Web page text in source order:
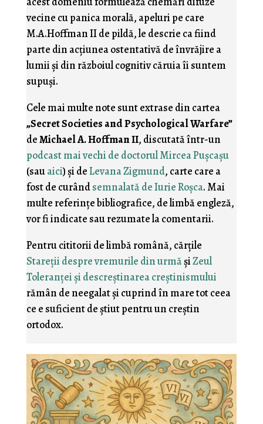
vecine cu panica morală, apeluri pe care
M.A.Hoffman II de pildă, le descrie ca fiind
parte din acţiunea ostentativă de învrăjire a
lumii şi din războiul cognitiv căruia îi suntem
supuşi.
Cele mai multe note sunt extrase din cartea
„Secret Societies and Psychological Warfare”
deMichael A. Hoffman II, discutată într-un
podcast mai vechi de doctorul Mircea Puşcaşu
(sauaici) şi deLevana Zigmund, carte care a
fost de curândsemnalată de Iurie Roşca. Mai
multe referinţe bibliografice, de limbă engleză,
vor fi indicate sau rezumate la comentarii.
Pentru cititorii de limbă română, cărţile
Stareţii despre vremurile din urmăşiZeul
Toleranţei şi descreştinarea creştinismului
rămân de neegalat şi cuprind în mare tot ceea
ce e suficient de ştiut pentru un creştin
ortodox.